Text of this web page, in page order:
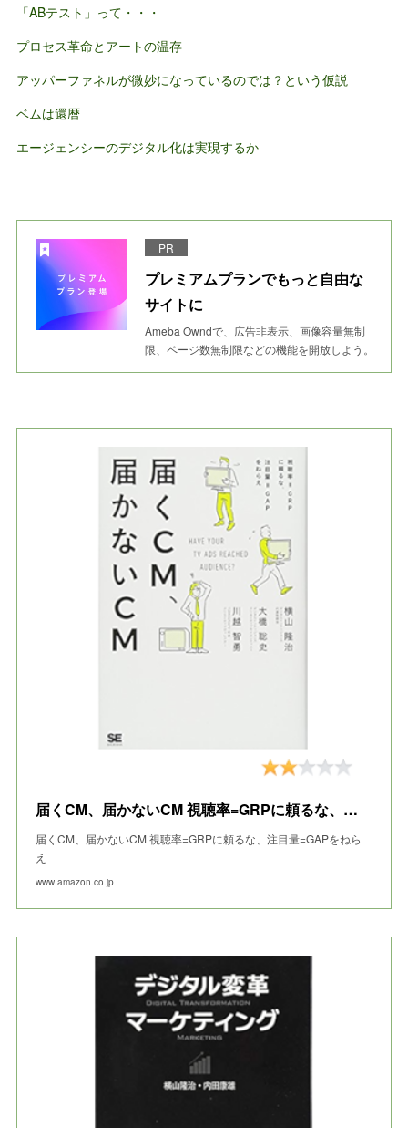
「ABテスト」って・・・
プロセス革命とアートの温存
アッパーファネルが微妙になっているのでは？という仮説
ベムは還暦
エージェンシーのデジタル化は実現するか
PR
プレミアムプランでもっと自由な
サイトに
Ameba Owndで、広告非表示、画像容量無制
限、ページ数無制限などの機能を開放しよう。
届くCM、届かないCM 視聴率=GRPに頼るな、注目量=GAPをねらえ
届くCM、届かないCM 視聴率=GRPに頼るな、注目量=GAPをねら
え
www.amazon.co.jp